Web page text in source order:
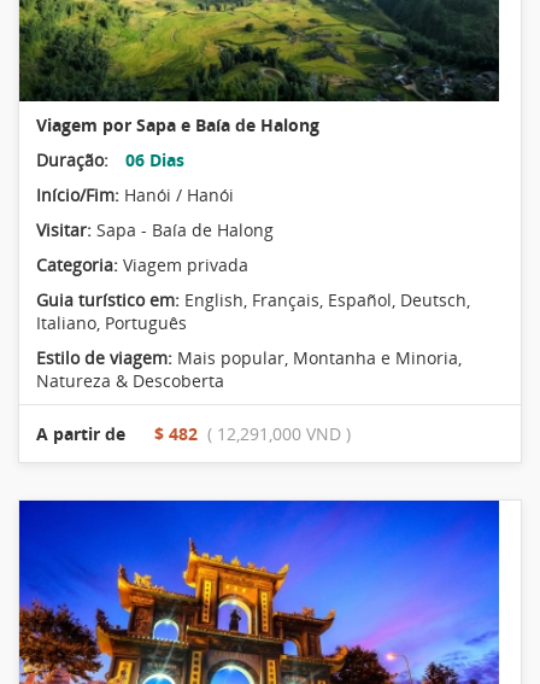
Viagem por Sapa e Baía de Halong
Duração:
06 Dias
Início/Fim: Hanói / Hanói
Visitar: Sapa - Baía de Halong
Categoria: Viagem privada
Guia turístico em: English, Français, Español, Deutsch,
Italiano, Português
Estilo de viagem: Mais popular, Montanha e Minoria,
Natureza & Descoberta
A partir de $ 482 ( 12,291,000 VND )